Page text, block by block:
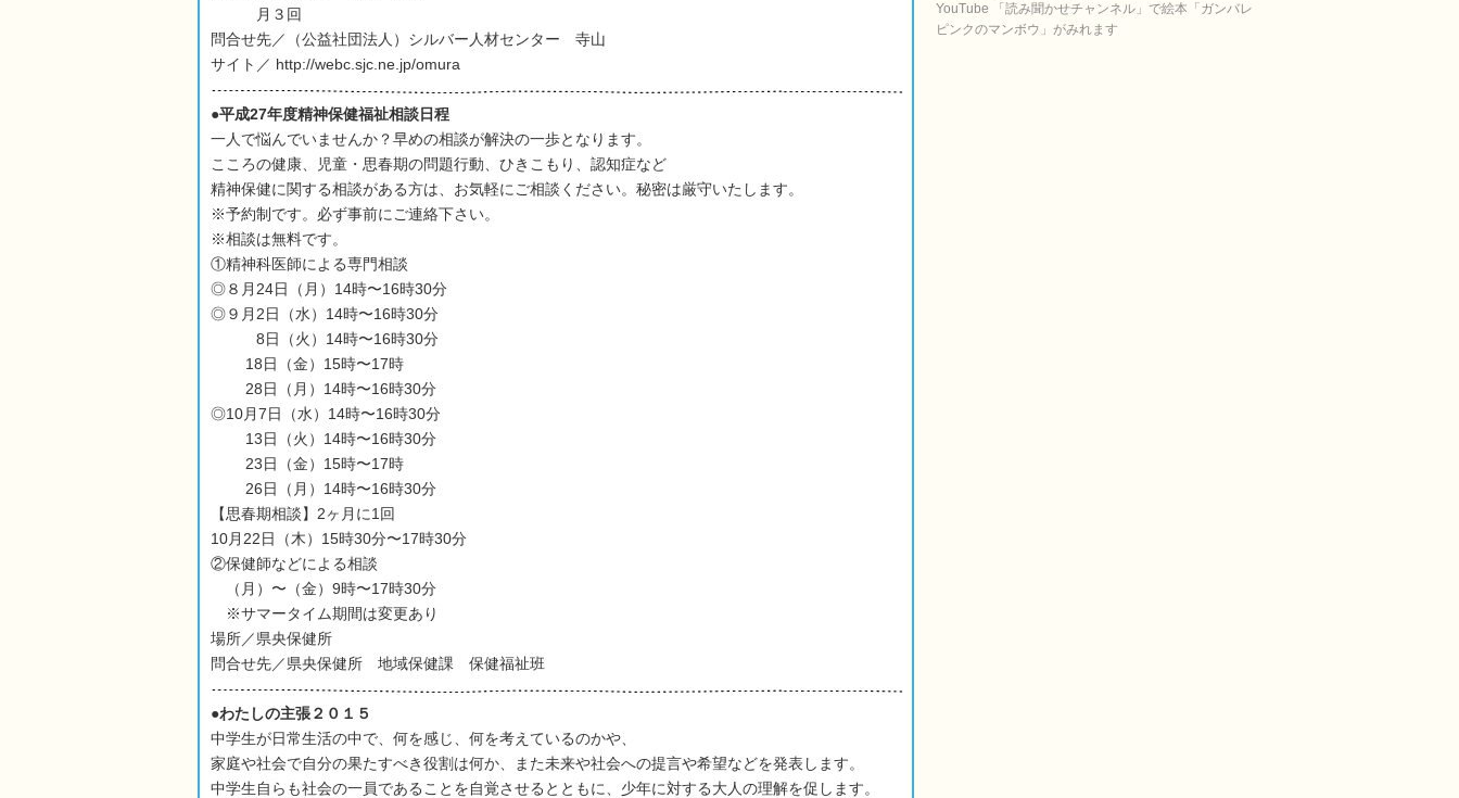
月３回
問合せ先／（公益社団法人）シルバー人材センター 寺山
サイト／ http://webc.sjc.ne.jp/omura
●平成27年度精神保健福祉相談日程
一人で悩んでいませんか？早めの相談が解決の一歩となります。
こころの健康、児童・思春期の問題行動、ひきこもり、認知症など
精神保健に関する相談がある方は、お気軽にご相談ください。秘密は厳守いたします。
※予約制です。必ず事前にご連絡下さい。
※相談は無料です。
①精神科医師による専門相談
◎８月24日（月）14時〜16時30分
◎９月2日（水）14時〜16時30分
8日（火）14時〜16時30分
18日（金）15時〜17時
28日（月）14時〜16時30分
◎10月7日（水）14時〜16時30分
13日（火）14時〜16時30分
23日（金）15時〜17時
26日（月）14時〜16時30分
【思春期相談】2ヶ月に1回
10月22日（木）15時30分〜17時30分
②保健師などによる相談
（月）〜（金）9時〜17時30分
※サマータイム期間は変更あり
場所／県央保健所
問合せ先／県央保健所 地域保健課 保健福祉班
●わたしの主張２０１５
中学生が日常生活の中で、何を感じ、何を考えているのかや、
家庭や社会で自分の果たすべき役割は何か、また未来や社会への提言や希望などを発表します。
中学生自らも社会の一員であることを自覚させるとともに、少年に対する大人の理解を促します。
YouTube 「読み聞かせチャンネル」で絵本「ガンバレ
ピンクのマンボウ」がみれます